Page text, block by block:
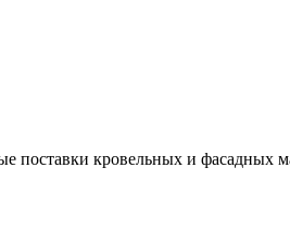
поставки кровельных и фасадных